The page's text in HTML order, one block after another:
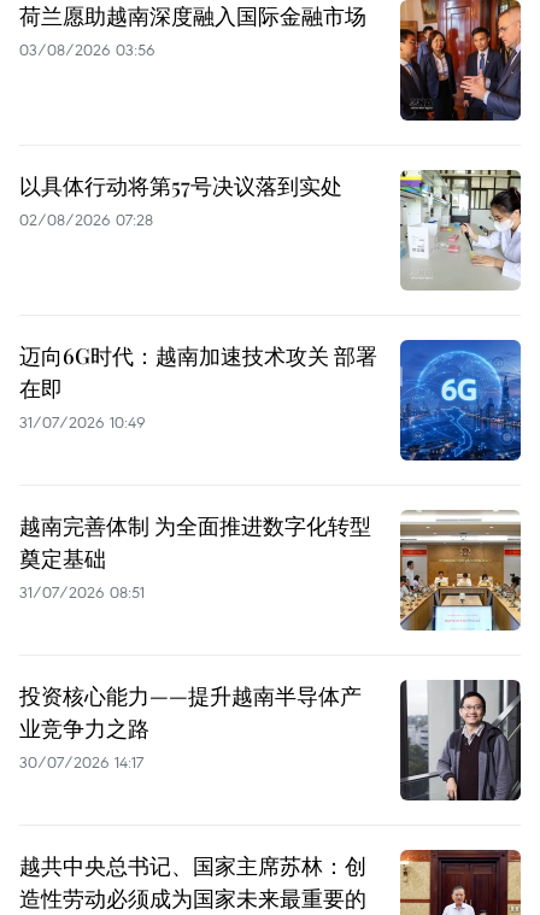
荷兰愿助越南深度融入国际金融市场
03/08/2026 03:56
以具体行动将第57号决议落到实处
02/08/2026 07:28
迈向6G时代：越南加速技术攻关 部署
在即
31/07/2026 10:49
越南完善体制 为全面推进数字化转型
奠定基础
31/07/2026 08:51
投资核心能力——提升越南半导体产
业竞争力之路
30/07/2026 14:17
越共中央总书记、国家主席苏林：创
造性劳动必须成为国家未来最重要的